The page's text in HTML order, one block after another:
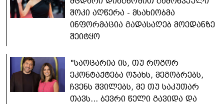
შოკი აღწერა - მსახიობმა
ინფორმაცია გადასაღებ მოედანზე
შეიტყო
"საოცარია ის, თუ როგორ
ეკონტაქტება ოჯახს, მეგობრებს,
ჩვენს შვილებს, მე თუ საკუთარ
თავს... ბევრი წელი გავიდა და